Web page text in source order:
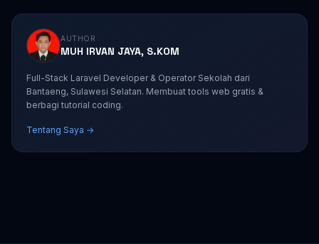
AUTHOR
MUH IRVAN JAYA, S.KOM
Full-Stack Laravel Developer & Operator Sekolah dari
Bantaeng, Sulawesi Selatan. Membuat tools web gratis &
berbagi tutorial coding.
Tentang Saya →